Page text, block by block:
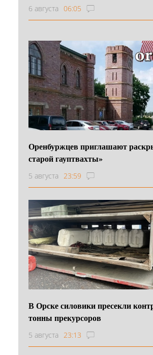
6 августа 06:05
Оренбуржцев приглашают
старой гауптвахты»
5 августа 23:59
В Орске силовики пресекли
тонны прекурсоров
5 августа 23:13